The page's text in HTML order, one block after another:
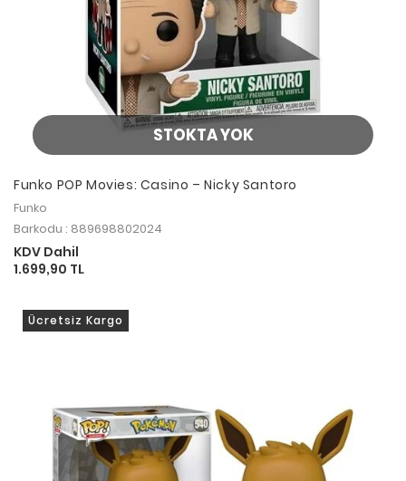
STOKTA YOK
Funko POP Movies: Casino – Nicky Santoro
Funko
Barkodu : 889698802024
KDV Dahil
1.699,90 TL
Ücretsiz Kargo